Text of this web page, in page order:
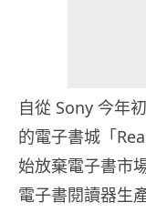
自從 Sony 今年
的電子書城「
始放棄電子書市
電子書閱讀器生